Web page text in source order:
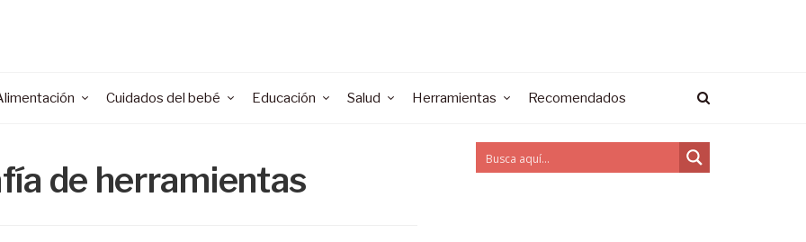
Cuidados del bebé Educación Salud Herramientas Recomendados
de herramientas